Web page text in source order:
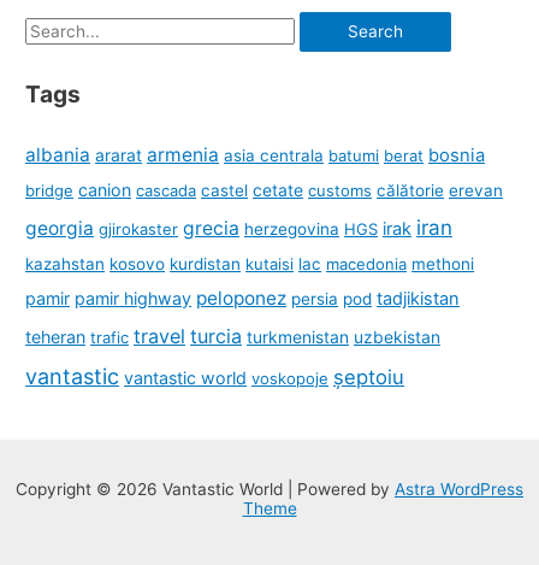
Search
Tags
albania ararat armenia asia centrala batumi berat bosnia
bridge canion cascada castel cetate customs călătorie erevan
georgia gjirokaster grecia herzegovina HGS irak iran
kazahstan kosovo kurdistan kutaisi lac macedonia methoni
pamir pamir highway peloponez persia pod tadjikistan
teheran trafic travel turcia turkmenistan uzbekistan
vantastic vantastic world voskopoje șeptoiu
Copyright © 2026 Vantastic World | Powered by Astra WordPress
Theme